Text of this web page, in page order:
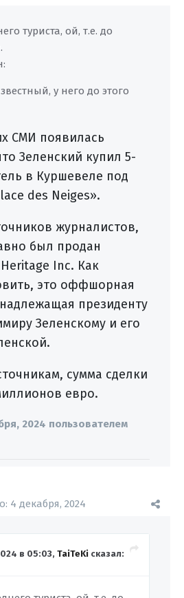
туриста, ой, т.е. до
у него до этого
СМИ появилась
Зеленский купил 5-
в Куршевеле под
des Neiges».
журналистов,
был продан
Inc. Как
это оффшорная
президенту
Зеленскому и его
сумма сделки
евро.
2024 пользователем
4 декабря, 2024
в 05:03, TaiTeKi сказал: